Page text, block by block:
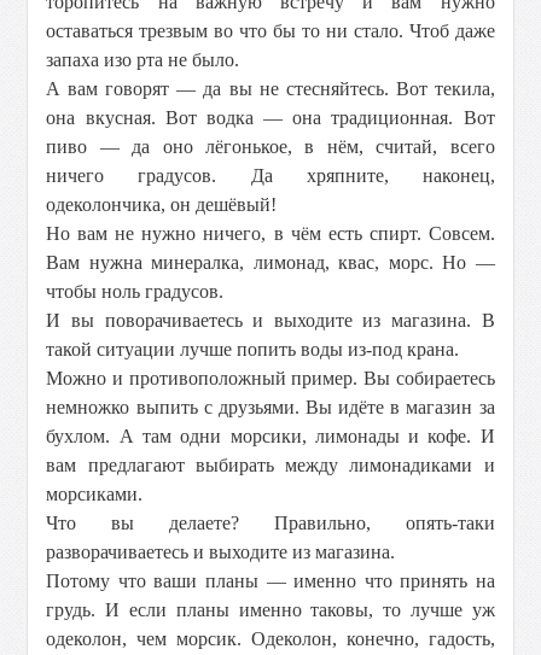
оставаться трезвым во что бы то ни стало. Чтоб даже
запаха изо рта не было.
А вам говорят — да вы не стесняйтесь. Вот текила,
она вкусная. Вот водка — она традиционная. Вот
пиво — да оно лёгонькое, в нём, считай, всего
ничего градусов. Да хряпните, наконец,
одеколончика, он дешёвый!
Но вам не нужно ничего, в чём есть спирт. Совсем.
Вам нужна минералка, лимонад, квас, морс. Но —
чтобы ноль градусов.
И вы поворачиваетесь и выходите из магазина. В
такой ситуации лучше попить воды из-под крана.
Можно и противоположный пример. Вы собираетесь
немножко выпить с друзьями. Вы идёте в магазин за
бухлом. А там одни морсики, лимонады и кофе. И
вам предлагают выбирать между лимонадиками и
морсиками.
Что вы делаете? Правильно, опять-таки
разворачиваетесь и выходите из магазина.
Потому что ваши планы — именно что принять на
грудь. И если планы именно таковы, то лучше уж
одеколон, чем морсик. Одеколон, конечно, гадость,